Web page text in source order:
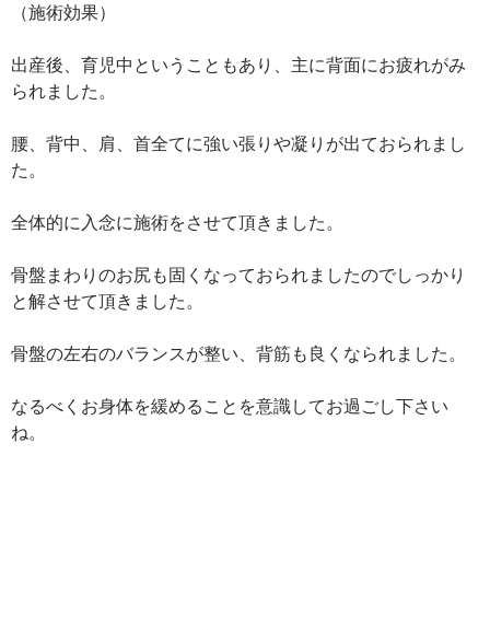
（施術効果）
出産後、育児中ということもあり、主に背面にお疲れがみ
られました。
腰、背中、肩、首全てに強い張りや凝りが出ておられまし
た。
全体的に入念に施術をさせて頂きました。
骨盤まわりのお尻も固くなっておられましたのでしっかり
と解させて頂きました。
骨盤の左右のバランスが整い、背筋も良くなられました。
なるべくお身体を緩めることを意識してお過ごし下さい
ね。